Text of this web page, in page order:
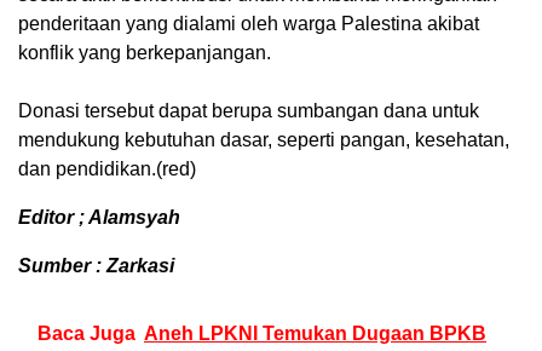
penderitaan yang dialami oleh warga Palestina akibat
konflik yang berkepanjangan.
Donasi tersebut dapat berupa sumbangan dana untuk
mendukung kebutuhan dasar, seperti pangan, kesehatan,
dan pendidikan.(red)
Editor ; Alamsyah
Sumber : Zarkasi
Baca Juga Aneh LPKNI Temukan Dugaan BPKB